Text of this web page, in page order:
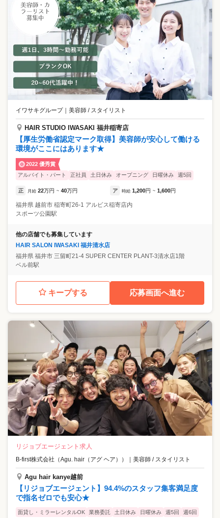
イワサキグループ｜ 美容師 / スタイリスト
HAIR STUDIO IWASAKI 福井稲寄店
【厚生労働省認定マーク取得】美容師が安心して働ける
環境がここにはあります★
2022 優秀賞
アルバイト・パート
正社員 土日休み オープニング 日曜休み 週5回
正 月給 22万円 ~ 40万円 ア 時給 1,200円 ~ 1,600円
福井県 越前市 稲寄町26-1 アルビス稲寄店内
スポーツ公園駅
他の店舗でも募集しています
HAIR SALON IWASAKI 福井清水店
福井県 福井市 三留町21-4 SUPER CENTER PLANT-3清水店1階
ベル前駅
キープする 応募画面へ進む
リジョブエージェント求人
B-first株式会社（Agu. hair（アグ ヘア）） 美容師 / スタイリスト
Agu hair kanye越前
【リジョブエージェント】94.4%のスタッフ集客満足度
で指名ゼロでも安心★
面貸し・ミラーレンタルOK 業務委託 土日休み 日曜休み 週5回 週6回